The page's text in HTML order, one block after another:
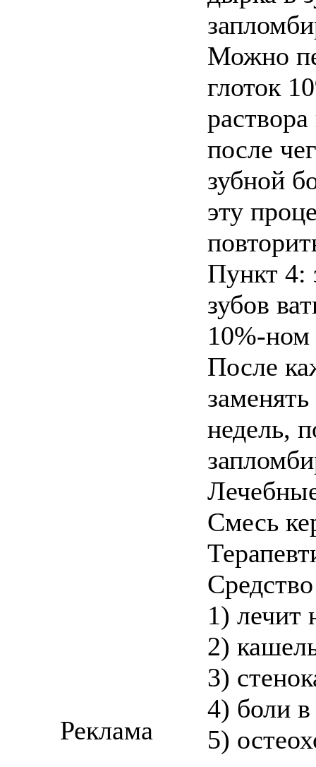
Можно
глоток
после
зубной
эту
Пункт 4:
зубов
10%-ном
После
недель,
Смесь
1) лечит
2)
3)
4) боли в
5)
Реклама